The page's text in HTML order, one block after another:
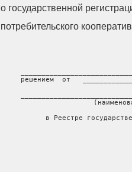
о государственной
потребительского
решением  от
в Реестре